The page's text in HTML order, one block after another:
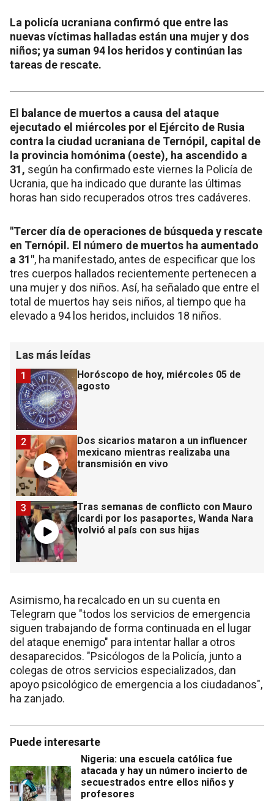
La policía ucraniana confirmó que entre las
nuevas víctimas halladas están una mujer y dos
niños; ya suman 94 los heridos y continúan las
tareas de rescate.
El balance de muertos a causa del ataque
ejecutado el miércoles por el Ejército de Rusia
contra la ciudad ucraniana de Ternópil, capital de
la provincia homónima (oeste), ha ascendido a
31, según ha confirmado este viernes la Policía de
Ucrania, que ha indicado que durante las últimas
horas han sido recuperados otros tres cadáveres.
"Tercer día de operaciones de búsqueda y rescate
en Ternópil. El número de muertos ha aumentado
a 31", ha manifestado, antes de especificar que los
tres cuerpos hallados recientemente pertenecen a
una mujer y dos niños. Así, ha señalado que entre el
total de muertos hay seis niños, al tiempo que ha
elevado a 94 los heridos, incluidos 18 niños.
Las más leídas
Horóscopo de hoy, miércoles 05 de
agosto
1
Dos sicarios mataron a un influencer
mexicano mientras realizaba una
transmisión en vivo
2
Tras semanas de conflicto con Mauro
Icardi por los pasaportes, Wanda Nara
volvió al país con sus hijas
3
Asimismo, ha recalcado en un su cuenta en
Telegram que "todos los servicios de emergencia
siguen trabajando de forma continuada en el lugar
del ataque enemigo" para intentar hallar a otros
desaparecidos. "Psicólogos de la Policía, junto a
colegas de otros servicios especializados, dan
apoyo psicológico de emergencia a los ciudadanos",
ha zanjado.
Puede interesarte
Nigeria: una escuela católica fue
atacada y hay un número incierto de
secuestrados entre ellos niños y
profesores